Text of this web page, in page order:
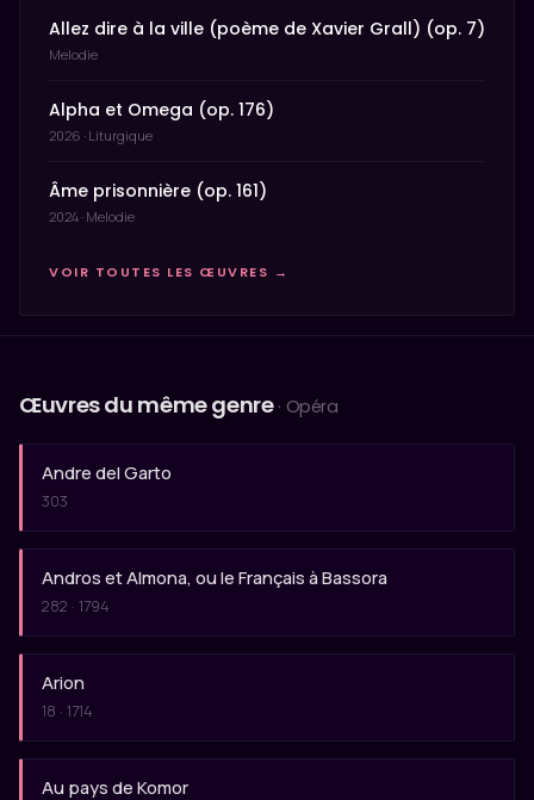
Allez dire à la ville (poème de Xavier Grall) (op. 7)
Melodie
Alpha et Omega (op. 176)
2026 · Liturgique
Âme prisonnière (op. 161)
2024 · Melodie
VOIR TOUTES LES ŒUVRES →
Œuvres du même genre · Opéra
Andre del Garto
303
Andros et Almona, ou le Français à Bassora
282 · 1794
Arion
18 · 1714
Au pays de Komor